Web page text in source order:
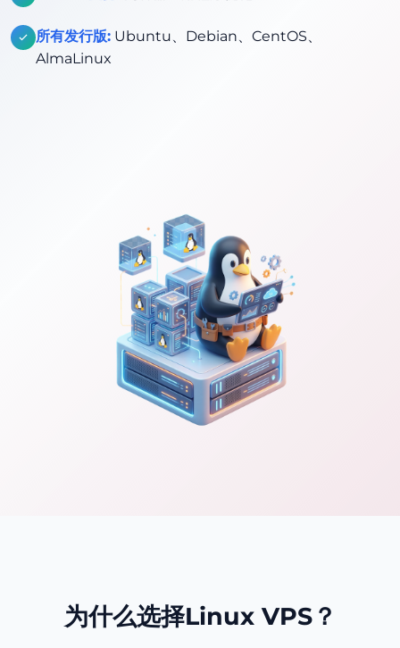
所有发行版: Ubuntu、Debian、CentOS、
AlmaLinux
为什么选择Linux VPS？